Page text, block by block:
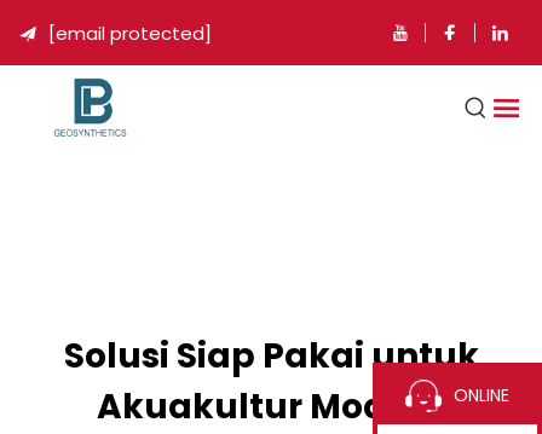
 [email protected]
Solusi Siap Pakai untuk
Akuakultur Modern ONLINE